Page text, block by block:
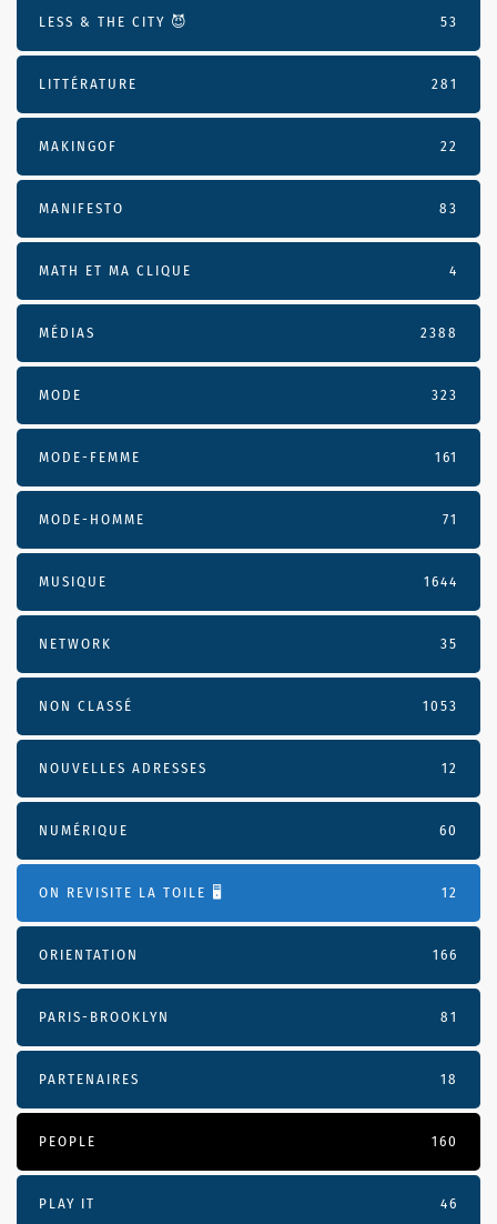
LESS & THE CITY 😈 53
LITTÉRATURE 281
MAKINGOF 22
MANIFESTO 83
MATH ET MA CLIQUE 4
MÉDIAS 2388
MODE 323
MODE-FEMME 161
MODE-HOMME 71
MUSIQUE 1644
NETWORK 35
NON CLASSÉ 1053
NOUVELLES ADRESSES 12
NUMÉRIQUE 60
ON REVISITE LA TOILE 🖥️ 12
ORIENTATION 166
PARIS-BROOKLYN 81
PARTENAIRES 18
PEOPLE 160
PLAY IT 46